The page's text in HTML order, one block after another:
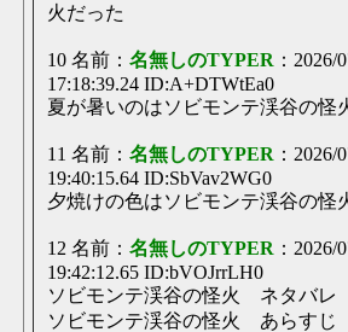
火だった
10 名前： 名無しのTYPER ：2026/
17:18:39.24 ID:A+DTWtEa0
夏が暑いのはソビモンテ渓谷の怪
11 名前： 名無しのTYPER ：2026/
19:40:15.64 ID:SbVav2WG0
夕焼けの色はソビモンテ渓谷の怪
12 名前： 名無しのTYPER ：2026/
19:42:12.65 ID:bVOJrrLH0
ソビモンテ渓谷の怪火 ネタバレ
ソビモンテ渓谷の怪火 あらすじ